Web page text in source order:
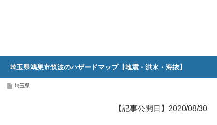
埼玉県鴻巣市筑波のハザードマップ【地震・洪水・海抜】
埼玉県
【記事公開日】2020/08/30